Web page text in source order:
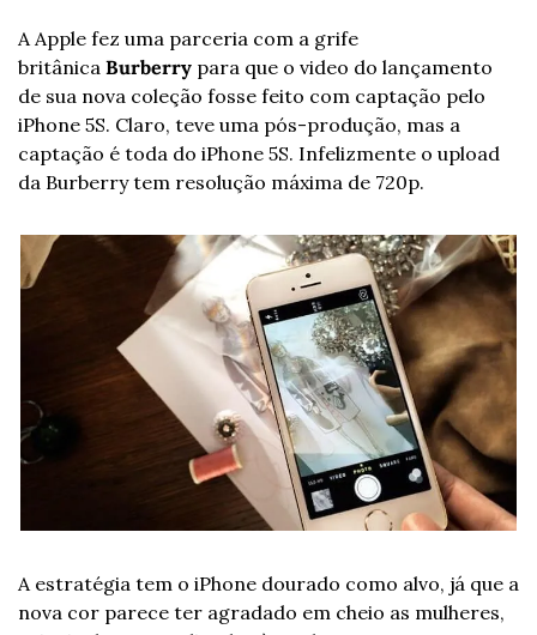
A Apple fez uma parceria com a grife
britânica Burberry para que o video do lançamento
de sua nova coleção fosse feito com captação pelo
iPhone 5S. Claro, teve uma pós-produção, mas a
captação é toda do iPhone 5S. Infelizmente o upload
da Burberry tem resolução máxima de 720p.
A estratégia tem o iPhone dourado como alvo, já que a
nova cor parece ter agradado em cheio as mulheres,